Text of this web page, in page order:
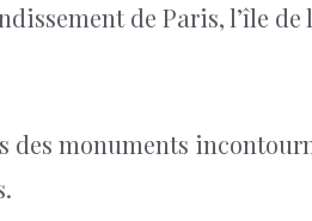
de Paris, l’île
des monuments